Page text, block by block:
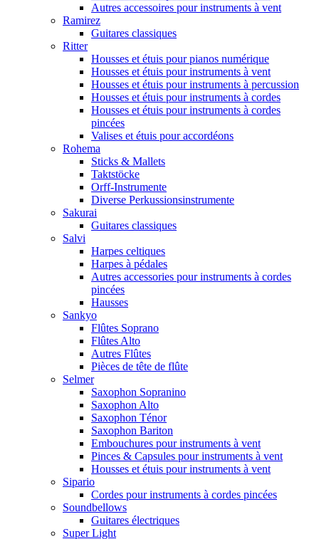
Autres accessoires pour instruments à vent
Ramirez
Guitares classiques
Ritter
Housses et étuis pour pianos numérique
Housses et étuis pour instruments à vent
Housses et étuis pour instruments à percussion
Housses et étuis pour instruments à cordes
Housses et étuis pour instruments à cordes
pincées
Valises et étuis pour accordéons
Rohema
Sticks & Mallets
Taktstöcke
Orff-Instrumente
Diverse Perkussionsinstrumente
Sakurai
Guitares classiques
Salvi
Harpes celtiques
Harpes à pédales
Autres accessories pour instruments à cordes
pincées
Hausses
Sankyo
Flûtes Soprano
Flûtes Alto
Autres Flûtes
Pièces de tête de flûte
Selmer
Saxophon Sopranino
Saxophon Alto
Saxophon Ténor
Saxophon Bariton
Embouchures pour instruments à vent
Pinces & Capsules pour instruments à vent
Housses et étuis pour instruments à vent
Sipario
Cordes pour instruments à cordes pincées
Soundbellows
Guitares électriques
Super Light